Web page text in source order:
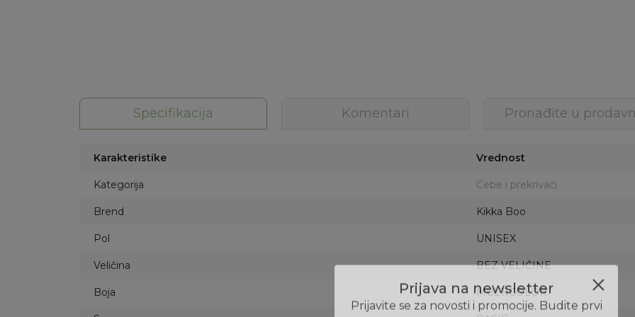
Specifikacija Komentari Pronađite u
Karakteristike Vrednost
Kategorija Ćebe i prekrivači
Brend Kikka Boo
Pol UNISEX
Veličina BEZ VELIČINE
Boja MULTICOLOR